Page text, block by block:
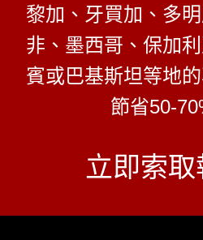
黎加、牙買加、多
非、墨西哥、保加
賓或巴基斯坦等地
節省50-
立即索取